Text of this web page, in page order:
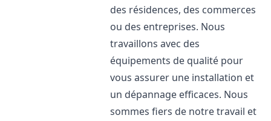
des résidences, des commerces
ou des entreprises. Nous
travaillons avec des
équipements de qualité pour
vous assurer une installation et
un dépannage efficaces. Nous
sommes fiers de notre travail et